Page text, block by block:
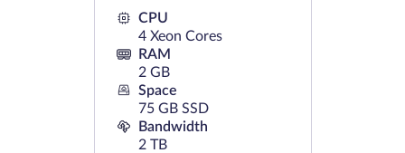
CPU
4 Xeon Cores
RAM
2 GB
Space
75 GB SSD
Bandwidth
2 TB